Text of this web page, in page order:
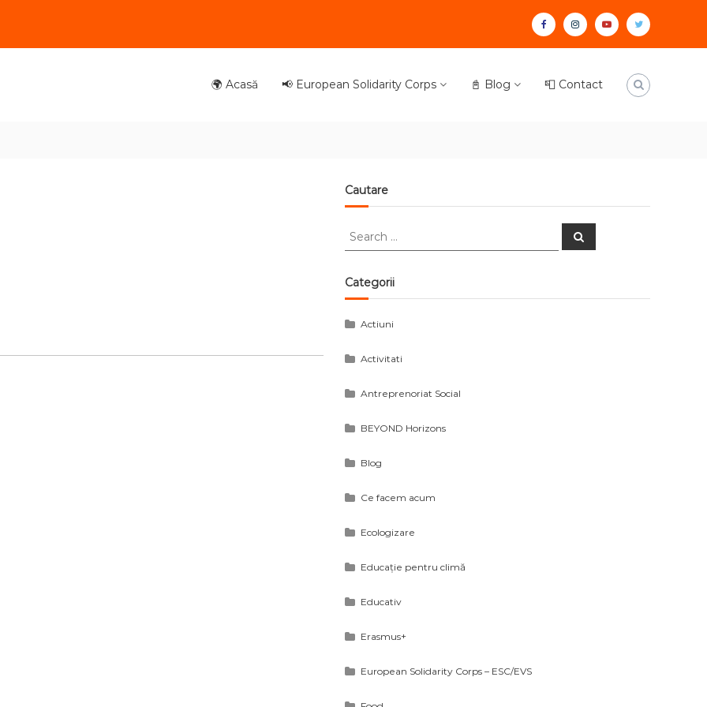
facebookinstagramyoutubetwitter
🌍 Acasă 📢 European Solidarity Corps 📓 Blog 📮 Contact
Cautare
Search
Search
Categorii
Actiuni
Activitati
Antreprenoriat Social
BEYOND Horizons
Blog
Ce facem acum
Ecologizare
Educație pentru climă
Educativ
Erasmus+
European Solidarity Corps – ESC/EVS